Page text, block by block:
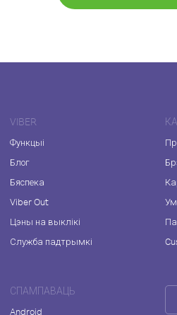
VIBER
Функцыі
Блог
Бяспека
Viber Out
Цэны на выклікі
Служба падтрымкі
СПАМПАВАЦЬ
Android